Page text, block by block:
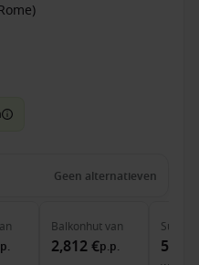
Geen alternatieven
Balkonhutvan
2,812 €p.p.
Suite